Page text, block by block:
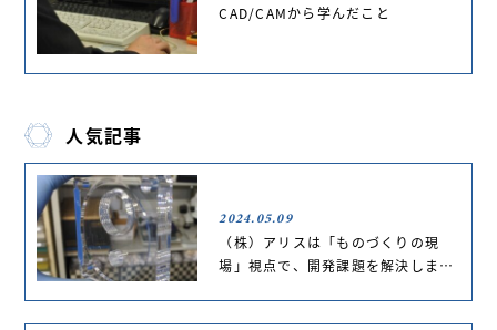
CAD/CAMから学んだこと
人気記事
2024.05.09
（株）アリスは「ものづくりの現
場」視点で、開発課題を解決しま…